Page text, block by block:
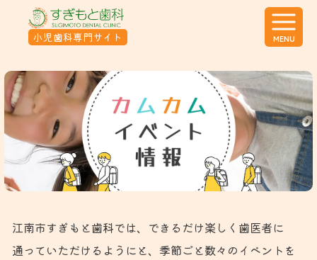
小児歯科専門サイト MENU
江南市すぎもと歯科では、できるだけ楽しく歯医者に
通っていただけるようにと、季節ごと数々のイベントを